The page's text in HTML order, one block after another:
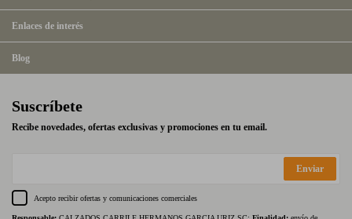
Enlaces de interés
Blog
Suscríbete
Recibe novedades, ofertas exclusivas y promociones en tu email.
Enviar
Acepto recibir ofertas y comunicaciones comerciales